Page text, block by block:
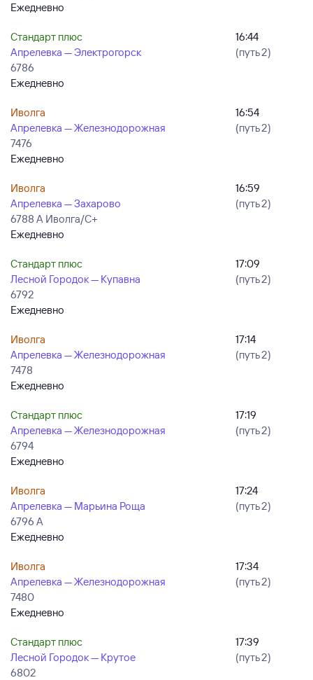
Ежедневно
Стандарт плюс
Апрелевка — Электрогорск
6786
Ежедневно
16:44
(путь 2)
Иволга
Апрелевка — Железнодорожная
7476
Ежедневно
16:54
(путь 2)
Иволга
Апрелевка — Захарово
6788 А Иволга/С+
Ежедневно
16:59
(путь 2)
Стандарт плюс
Лесной Городок — Купавна
6792
Ежедневно
17:09
(путь 2)
Иволга
Апрелевка — Железнодорожная
7478
Ежедневно
17:14
(путь 2)
Стандарт плюс
Апрелевка — Железнодорожная
6794
Ежедневно
17:19
(путь 2)
Иволга
Апрелевка — Марьина Роща
6796 А
Ежедневно
17:24
(путь 2)
Иволга
Апрелевка — Железнодорожная
7480
Ежедневно
17:34
(путь 2)
Стандарт плюс
Лесной Городок — Крутое
6802
17:39
(путь 2)